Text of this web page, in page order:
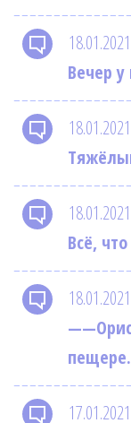
18.01.2021
Вечер у
18.01.2021
18.01.2021
Всё,
18.01.2021
17.01.2021